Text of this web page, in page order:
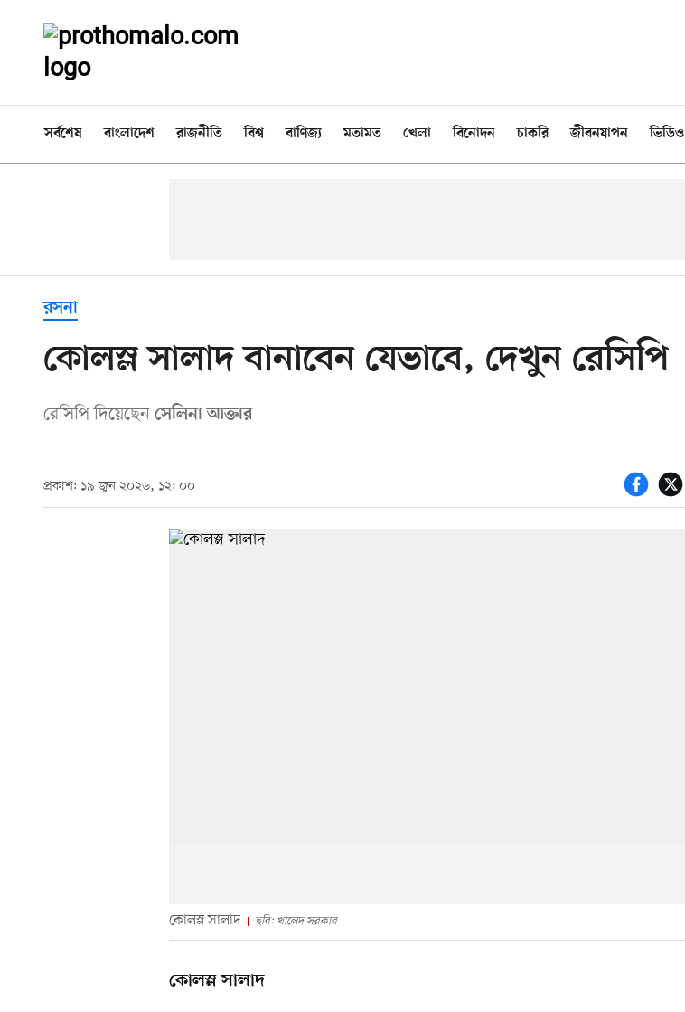
সর্বশেষ বাংলাদেশ রাজনীতি বিশ্ব বাণিজ্য মতামত খেলা বিনোদন চাকরি জীবনযাপন ভিডিও
রসনা
কোলস্ল সালাদ বানাবেন যেভাবে, দেখুন রেসিপি
রেসিপি দিয়েছেন সেলিনা আক্তার
প্রকাশ: ১৯ জুন ২০২৬, ১২: ০০
কোলস্ল সালাদ ছবি: খালেদ সরকার
কোলস্ল সালাদ